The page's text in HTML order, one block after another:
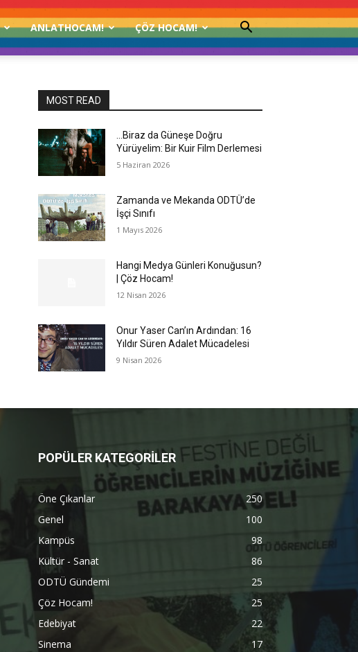
ANLATHOCAM! ÇÖZ HOCAM!
MOST READ
…Biraz da Güneşe Doğru
Yürüyelim: Bir Kuir Film Derlemesi
5 Haziran 2026
Zamanda ve Mekanda ODTÜ’de
İşçi Sınıfı
1 Mayıs 2026
Hangi Medya Günleri Konuğusun?
| Çöz Hocam!
12 Nisan 2026
Onur Yaser Can’ın Ardından: 16
Yıldır Süren Adalet Mücadelesi
9 Nisan 2026
POPÜLER KATEGORİLER
Öne Çıkanlar
250
Genel
100
Kampüs
98
Kültür - Sanat
86
ODTÜ Gündemi
25
Çöz Hocam!
25
Edebiyat
22
Sinema
17